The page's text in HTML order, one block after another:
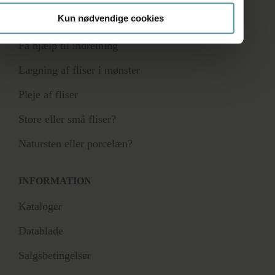
Kun nødvendige cookies
RÅDGIVNING
Få hjælp til indretning
Lægning af fliser i mønster
Pleje af fliser
Store eller små fliser?
Natursten eller porcelæn?
INFORMATION
Kataloger
Datablade
Salgsbetingelser